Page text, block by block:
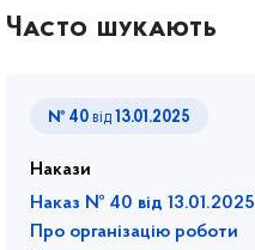
Часто шукають
№ 40 від 13.01.2025
Накази
Наказ № 40 від 13.01.2025
Про організацію роботи